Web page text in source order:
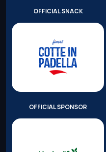
OFFICIAL SNACK
OFFICIAL SPONSOR